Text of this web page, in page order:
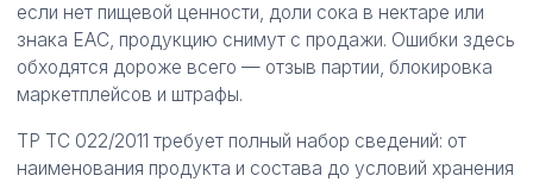
если нет пищевой ценности, доли сока в нектаре или
знака ЕАС, продукцию снимут с продажи. Ошибки здесь
обходятся дороже всего — отзыв партии, блокировка
маркетплейсов и штрафы.
ТР ТС 022/2011 требует полный набор сведений: от
наименования продукта и состава до условий хранения